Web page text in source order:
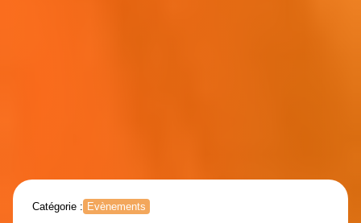
Catégorie : Evènements